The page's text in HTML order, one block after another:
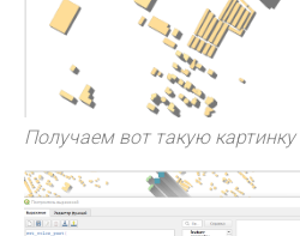
Получаем вот такую картинку